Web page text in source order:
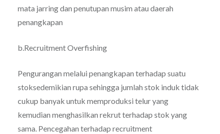
mata jarring dan penutupan musim atau daerah
penangkapan
b.Recruitment Overfishing
Pengurangan melalui penangkapan terhadap suatu
stoksedemikian rupa sehingga jumlah stok induk tidak
cukup banyak untuk memproduksi telur yang
kemudian menghasilkan rekrut terhadap stok yang
sama. Pencegahan terhadap recruitment